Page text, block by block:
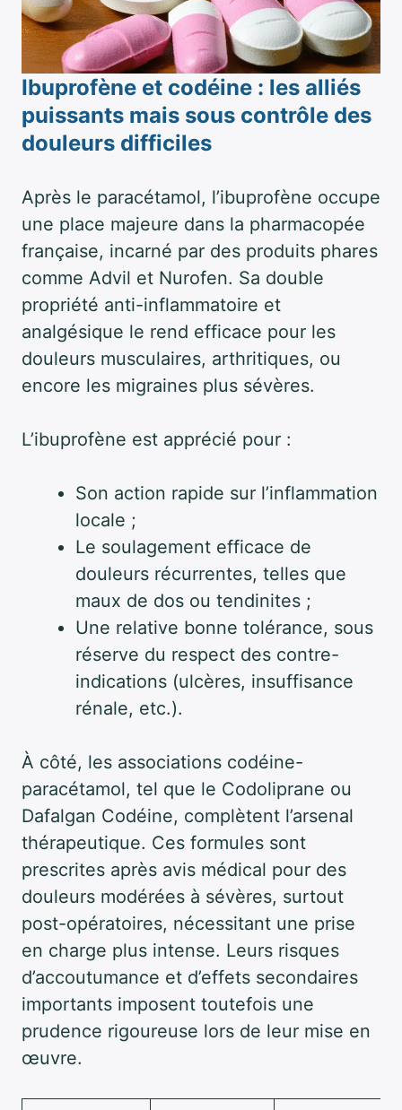
Ibuprofène et codéine : les alliés
puissants mais sous contrôle des
douleurs difficiles
Après le paracétamol, l’ibuprofène occupe
une place majeure dans la pharmacopée
française, incarné par des produits phares
comme Advil et Nurofen. Sa double
propriété anti-inflammatoire et
analgésique le rend efficace pour les
douleurs musculaires, arthritiques, ou
encore les migraines plus sévères.
L’ibuprofène est apprécié pour :
Son action rapide sur l’inflammation
locale ;
Le soulagement efficace de
douleurs récurrentes, telles que
maux de dos ou tendinites ;
Une relative bonne tolérance, sous
réserve du respect des contre-
indications (ulcères, insuffisance
rénale, etc.).
À côté, les associations codéine-
paracétamol, tel que le Codoliprane ou
Dafalgan Codéine, complètent l’arsenal
thérapeutique. Ces formules sont
prescrites après avis médical pour des
douleurs modérées à sévères, surtout
post-opératoires, nécessitant une prise
en charge plus intense. Leurs risques
d’accoutumance et d’effets secondaires
importants imposent toutefois une
prudence rigoureuse lors de leur mise en
œuvre.